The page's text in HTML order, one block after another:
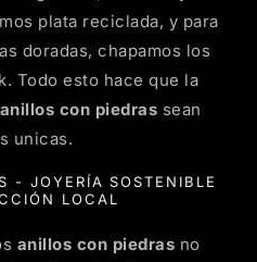
plata reciclada, y para
doradas, chapamos los
Todo esto hace que la
anillos con piedras sean
unicas.
- JOYERÍA SOSTENIBLE
LOCAL
anillos con piedras no